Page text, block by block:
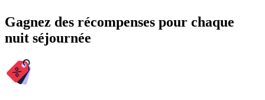
Gagnez des récompenses pour chaque
nuit séjournée